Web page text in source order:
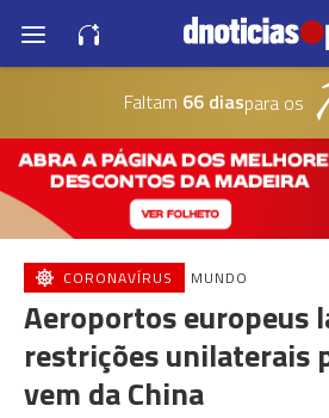
Faltam 66 diaspara os
CORONAVÍRUS MUNDO
Aeroportos europeus
restrições unilaterais
vem da China